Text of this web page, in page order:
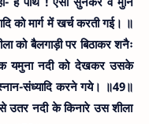
को मार्ग में खर्च करती गई। ॥
को बैलगाड़ी पर बिठाकर शनैः
यमुना नदी को देखकर उसके
संध्यादि करने गये। ॥49॥
उतर नदी के किनारे उस शीला